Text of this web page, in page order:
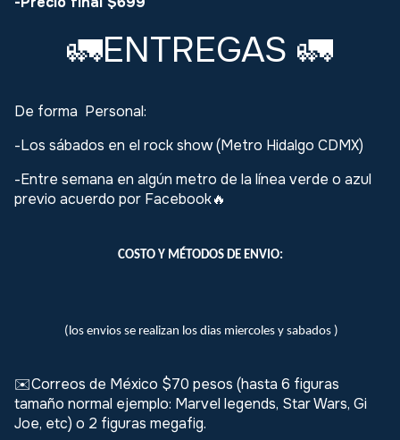
🚛ENTREGAS 🚛
De forma Personal:
-Los sábados en el rock show (Metro Hidalgo CDMX)
-Entre semana en algún metro de la línea verde o azul
previo acuerdo por Facebook🔥
COSTO Y MÉTODOS DE ENVIO:
(los envios se realizan los dias miercoles y sabados )
✉️Correos de México $70 pesos (hasta 6 figuras
tamaño normal ejemplo: Marvel legends, Star Wars, Gi
Joe, etc) o 2 figuras megafig.